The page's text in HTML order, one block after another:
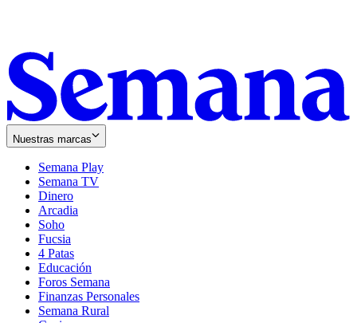
Nuestras marcas
Semana Play
Semana TV
Dinero
Arcadia
Soho
in
new
window
Fucsia
in
new
window
4 Patas
Educación
Foros Semana
Finanzas Personales
Semana Rural